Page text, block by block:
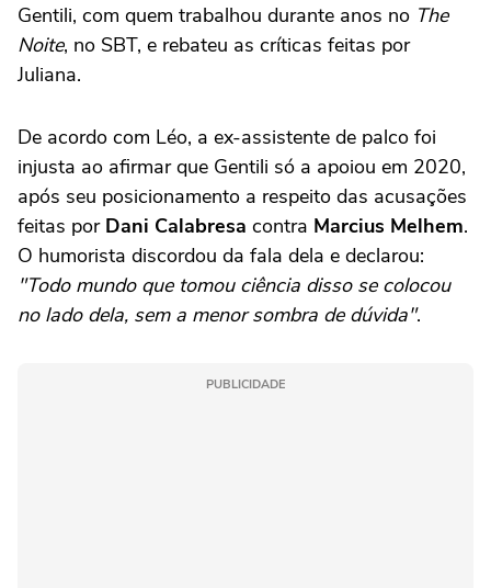
Gentili, com quem trabalhou durante anos no The
Noite, no SBT, e rebateu as críticas feitas por
Juliana.
De acordo com Léo, a ex-assistente de palco foi
injusta ao afirmar que Gentili só a apoiou em 2020,
após seu posicionamento a respeito das acusações
feitas por Dani Calabresa contra Marcius Melhem.
O humorista discordou da fala dela e declarou:
"Todo mundo que tomou ciência disso se colocou
no lado dela, sem a menor sombra de dúvida".
PUBLICIDADE